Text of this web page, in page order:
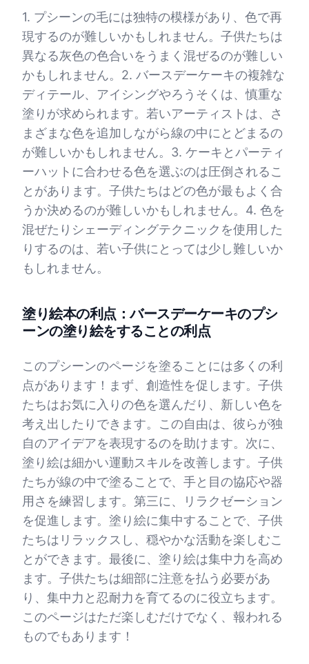
1. プシーンの毛には独特の模様があり、色で再
現するのが難しいかもしれません。子供たちは
異なる灰色の色合いをうまく混ぜるのが難しい
かもしれません。2. バースデーケーキの複雑な
ディテール、アイシングやろうそくは、慎重な
塗りが求められます。若いアーティストは、さ
まざまな色を追加しながら線の中にとどまるの
が難しいかもしれません。3. ケーキとパーティ
ーハットに合わせる色を選ぶのは圧倒されるこ
とがあります。子供たちはどの色が最もよく合
うか決めるのが難しいかもしれません。4. 色を
混ぜたりシェーディングテクニックを使用した
りするのは、若い子供にとっては少し難しいか
もしれません。
塗り絵本の利点：バースデーケーキのプシ
ーンの塗り絵をすることの利点
このプシーンのページを塗ることには多くの利
点があります！まず、創造性を促します。子供
たちはお気に入りの色を選んだり、新しい色を
考え出したりできます。この自由は、彼らが独
自のアイデアを表現するのを助けます。次に、
塗り絵は細かい運動スキルを改善します。子供
たちが線の中で塗ることで、手と目の協応や器
用さを練習します。第三に、リラクゼーション
を促進します。塗り絵に集中することで、子供
たちはリラックスし、穏やかな活動を楽しむこ
とができます。最後に、塗り絵は集中力を高め
ます。子供たちは細部に注意を払う必要があ
り、集中力と忍耐力を育てるのに役立ちます。
このページはただ楽しむだけでなく、報われる
ものでもあります！